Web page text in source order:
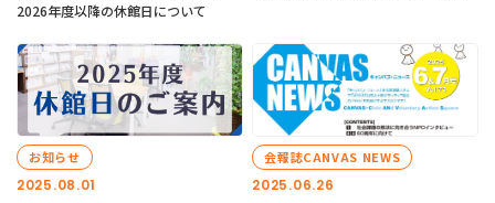
2026年度以降の休館日について
2025.08.01
お知らせ
2025.06.26
会報誌CANVAS NEWS